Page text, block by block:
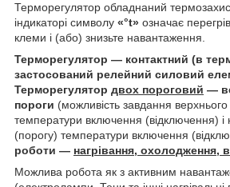
Терморегулятор обладнаний
індикаторі символу «°t» означає
клеми і (або) знизьте навантаження.
Терморегулятор ― контактний (в
застосований релейний силовий
Терморегулятор двох пороговий ―
пороги (можливість завдання
температури включення (відключення) і
(порогу) температури включення
роботи ― нагрівання, охолодження,
Можлива робота як з активним